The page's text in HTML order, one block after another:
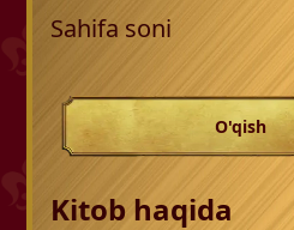
Sahifa soni
O'qish
Kitob haqida